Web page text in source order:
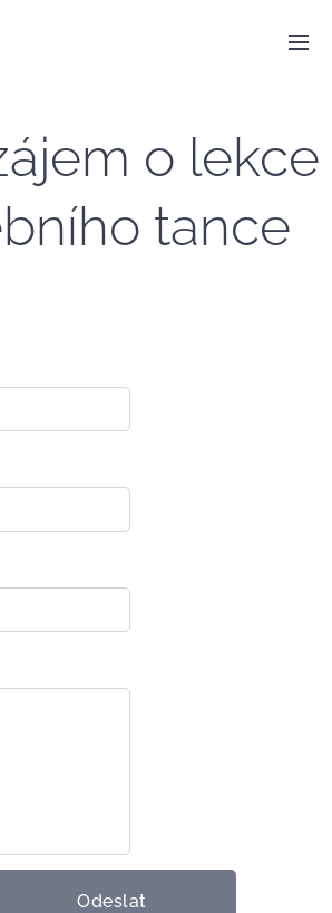
o lekce
tance
Odeslat